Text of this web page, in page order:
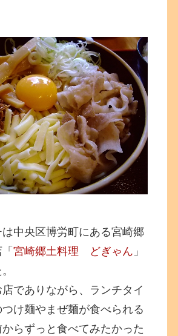
中央区博労町にある宮崎郷
「宮崎郷土料理 どぎゃん 」
でありながら、ランチタイ
け麺やまぜ麺が食べられる
らずっと食べてみたかった